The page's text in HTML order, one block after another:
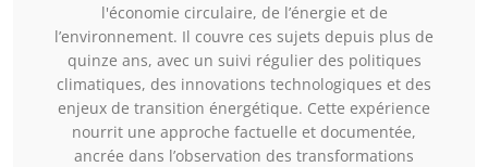
l'économie circulaire, de l’énergie et de
l’environnement. Il couvre ces sujets depuis plus de
quinze ans, avec un suivi régulier des politiques
climatiques, des innovations technologiques et des
enjeux de transition énergétique. Cette expérience
nourrit une approche factuelle et documentée,
ancrée dans l’observation des transformations